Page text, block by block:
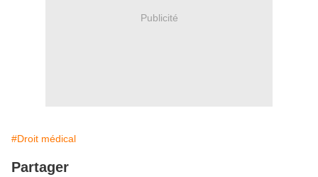
Publicité
#Droit médical
Partager